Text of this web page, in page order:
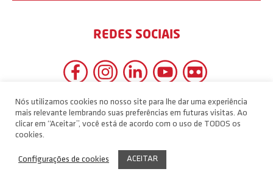
REDES SOCIAIS
Nós utilizamos cookies no nosso site para lhe dar uma experiência
mais relevante lembrando suas preferências em futuras visitas. Ao
clicar em “Aceitar”, você está de acordo com o uso de TODOS os
cookies.
Configurações de cookies ACEITAR